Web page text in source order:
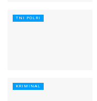
TNI POLRI
KRIMINAL